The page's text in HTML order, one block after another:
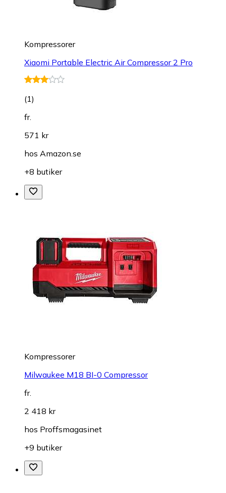
Kompressorer
Xiaomi Portable Electric Air Compressor 2 Pro
(1)
fr.
571 kr
hos Amazon.se
+8 butiker
Kompressorer
Milwaukee M18 BI-0 Compressor
fr.
2 418 kr
hos Proffsmagasinet
+9 butiker